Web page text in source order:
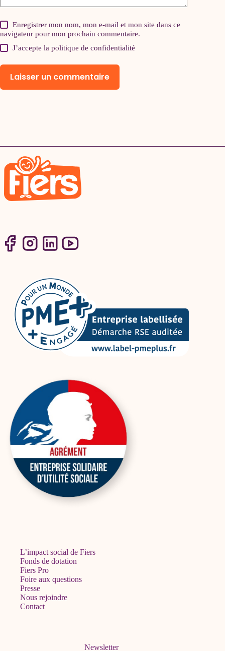
Enregistrer mon nom, mon e-mail et mon site dans ce
navigateur pour mon prochain commentaire.
J’accepte lapolitique de confidentialité
Laisser un commentaire
L’impact social de Fiers
Fonds de dotation
Fiers Pro
Foire aux questions
Presse
Nous rejoindre
Contact
Newsletter